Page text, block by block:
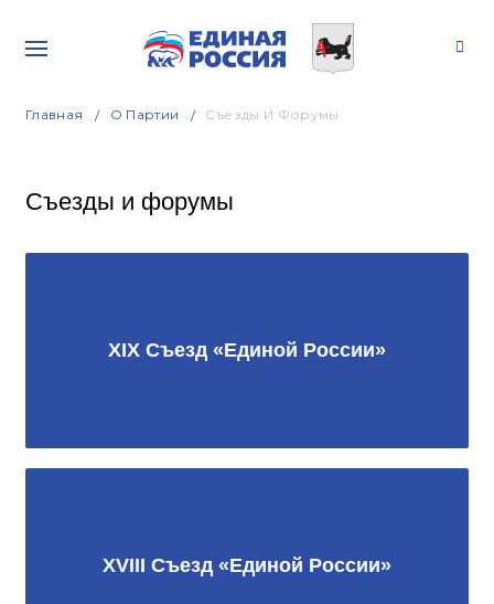
Главная О Партии Съезды И Форумы
Съезды и форумы
XIX Съезд «Единой России»
XVIII Съезд «Единой России»